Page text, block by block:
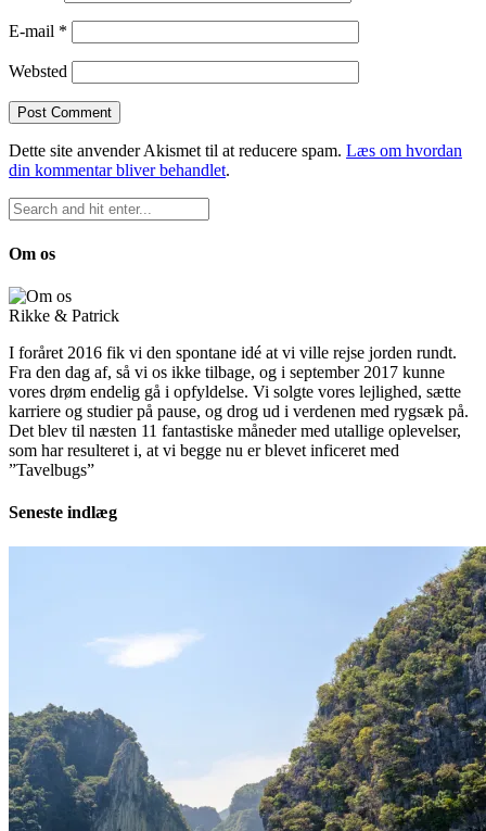
E-mail *
Websted
Dette site anvender Akismet til at reducere spam. Læs om hvordan
din kommentar bliver behandlet.
Om os
Rikke & Patrick
I foråret 2016 fik vi den spontane idé at vi ville rejse jorden rundt.
Fra den dag af, så vi os ikke tilbage, og i september 2017 kunne
vores drøm endelig gå i opfyldelse. Vi solgte vores lejlighed, sætte
karriere og studier på pause, og drog ud i verdenen med rygsæk på.
Det blev til næsten 11 fantastiske måneder med utallige oplevelser,
som har resulteret i, at vi begge nu er blevet inficeret med
”Tavelbugs”
Seneste indlæg